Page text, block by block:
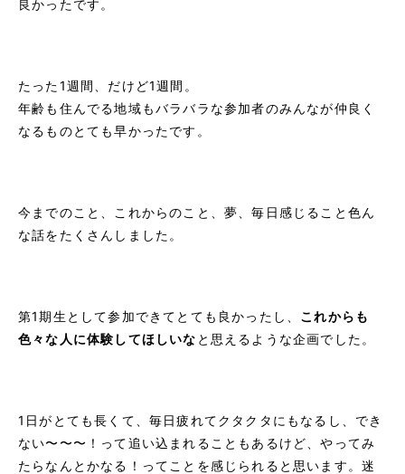
良かったです。
たった1週間、だけど1週間。
年齢も住んでる地域もバラバラな参加者のみんなが仲良く
なるものとても早かったです。
今までのこと、これからのこと、夢、毎日感じること色ん
な話をたくさんしました。
第1期生として参加できてとても良かったし、 これからも
色々な人に体験してほしいな と思えるような企画でした。
1日がとても長くて、毎日疲れてクタクタにもなるし、でき
ない〜〜〜！って追い込まれることもあるけど、やってみ
たらなんとかなる！ってことを感じられると思います。迷